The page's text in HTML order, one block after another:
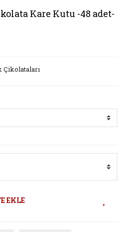
Kare Kutu -48 adet-
Çikolataları
EKLE